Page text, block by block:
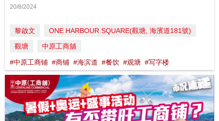
20/8/2024
黎啟文
ONE HARBOUR SQUARE(觀塘, 海濱道181號)
觀塘
中原工商舖
#中原工商铺 #商铺 #海滨道 #餐饮 #观塘 #写字楼